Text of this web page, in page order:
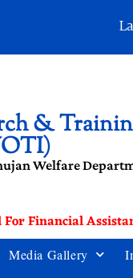
&
Welfare
Financial
Media Gallery